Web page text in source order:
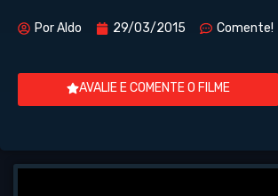
PorAldo 29/03/2015 Comente!
AVALIE E COMENTE O FILME